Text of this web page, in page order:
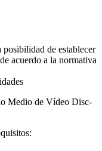
de establecer
acuerdo a la normativa
Medio de Vídeo Disc-